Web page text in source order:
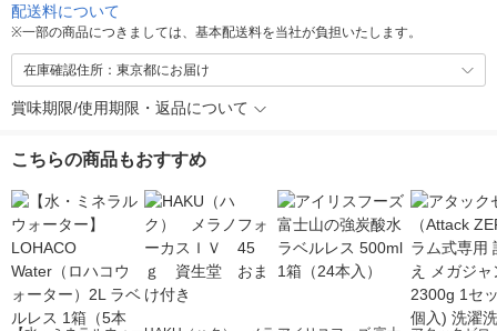
配送料について
※一部の商品につきましては、基本配送料を当社が負担いたします。
在庫確認住所：東京都にお届け
賞味期限/使用期限・返品について
こちらの商品もおすすめ